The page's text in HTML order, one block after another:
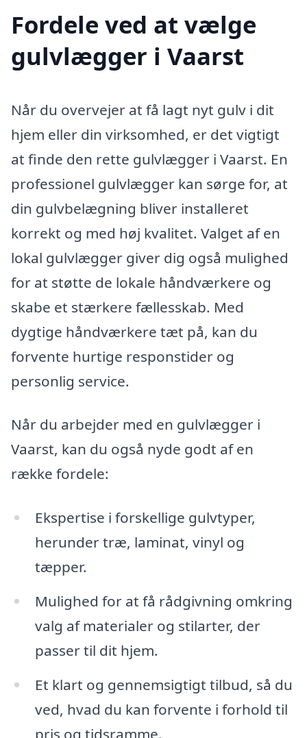
Fordele ved at vælge
gulvlægger i Vaarst
Når du overvejer at få lagt nyt gulv i dit
hjem eller din virksomhed, er det vigtigt
at finde den rette gulvlægger i Vaarst. En
professionel gulvlægger kan sørge for, at
din gulvbelægning bliver installeret
korrekt og med høj kvalitet. Valget af en
lokal gulvlægger giver dig også mulighed
for at støtte de lokale håndværkere og
skabe et stærkere fællesskab. Med
dygtige håndværkere tæt på, kan du
forvente hurtige responstider og
personlig service.
Når du arbejder med en gulvlægger i
Vaarst, kan du også nyde godt af en
række fordele:
Ekspertise i forskellige gulvtyper,
herunder træ, laminat, vinyl og
tæpper.
Mulighed for at få rådgivning omkring
valg af materialer og stilarter, der
passer til dit hjem.
Et klart og gennemsigtigt tilbud, så du
ved, hvad du kan forvente i forhold til
pris og tidsramme.